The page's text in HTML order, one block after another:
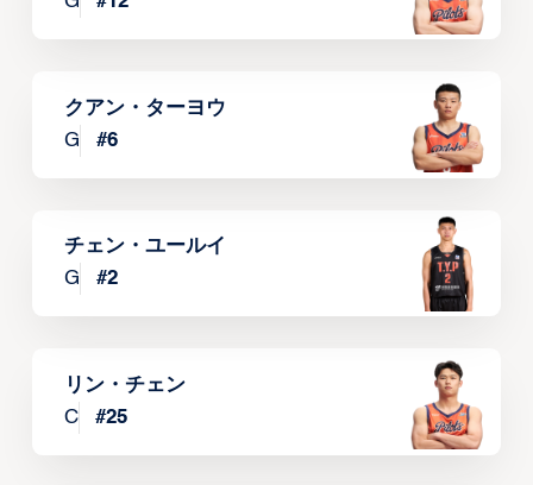
クアン・ターヨウ
G
#6
チェン・ユールイ
G
#2
リン・チェン
C
#25